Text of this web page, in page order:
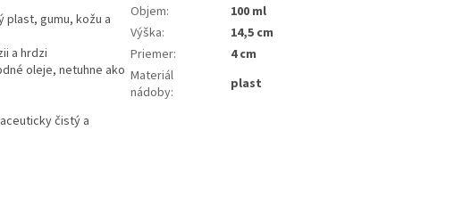
plast, gumu, kožu a
a hrdzi
oleje, netuhne ako
čistý a
Objem:
100 ml
Výška:
14,5 cm
Priemer:
4 cm
Materiál
nádoby: plast